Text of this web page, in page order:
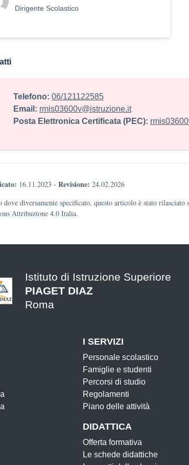
Dirigente Scolastico
Telefono: 06/121122585
Email: rmis03600v@istruzione.it
Posta Elettronica Certificata (PEC):
16.11.2023 - Revisione: 24.02.2026
dove diversamente specificato, questo articolo è stato rilasciato
Attribuzione 4.0 Italia.
Istituto di Istruzione Superiore
PIAGET DIAZ
Roma
I SERVIZI
Personale scolastico
Famiglie e studenti
Percorsi di studio
Regolamenti
Piano delle attività
DIDATTICA
Offerta formativa
Le schede didattiche